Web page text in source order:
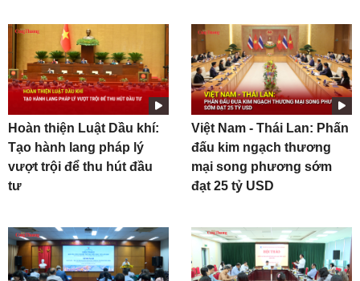
Hoàn thiện Luật Dầu khí:
Tạo hành lang pháp lý
vượt trội để thu hút đầu
tư
Việt Nam - Thái Lan: Phấn
đấu kim ngạch thương
mại song phương sớm
đạt 25 tỷ USD